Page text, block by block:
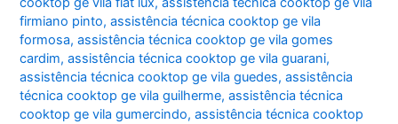
firmiano pinto,assistência técnica cooktop ge vila
formosa,assistência técnica cooktop ge vila gomes
cardim,assistência técnica cooktop ge vila guarani,
assistência técnica cooktop ge vila guedes,assistência
técnica cooktop ge vila guilherme,assistência técnica
cooktop ge vila gumercindo,assistência técnica cooktop